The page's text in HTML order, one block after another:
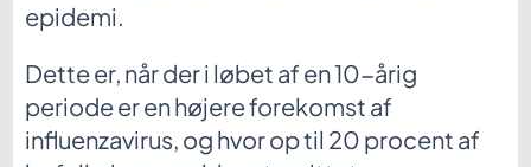
epidemi.
Dette er, når der i løbet af en 10-årig
periode er en højere forekomst af
influenzavirus, og hvor op til 20 procent af